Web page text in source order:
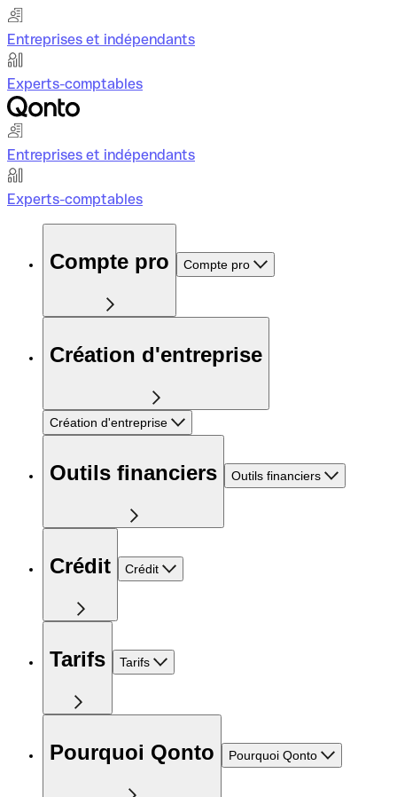
Entreprises et indépendants
Experts-comptables
Entreprises et indépendants
Experts-comptables
Compte pro Compte pro
Création d'entreprise
Création d'entreprise
Outils financiers Outils financiers
Crédit Crédit
Tarifs Tarifs
Pourquoi Qonto Pourquoi Qonto